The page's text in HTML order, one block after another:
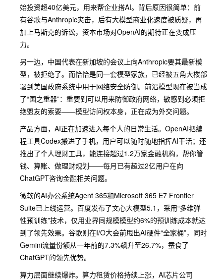
始投资超40亿美元，用来帮企业搭AI。背后原因很简单：前
有谷歌与Anthropic夹击，后有大模型商业化速度被质疑，再
加上马斯克的诉讼，资本市场对OpenAI的期待正在变成压
力。
另一边，中国代表在新加坡的会议上向Anthropic要其最新模
型，被拒绝了。而恰恰是同一套模型家族，已经被五角大楼部
署到美国政府系统中用于网络安全防御。前沿模型现在被当成
了“国之重器”：重要到可以用来防御政府网络，敏感到必须拒
绝盟友的索要——模型访问权本身，正在成为外交问题。
产品方面，AI正在加速进入每个人的日常生活。OpenAI把编
程工具Codex搬进了手机，用户可以随时随地指挥AI干活；还
推出了个人理财工具，能连接超过1.2万家金融机构，帮你管
钱、算账、做理财规划——每月已有超过2亿用户在向
ChatGPT咨询金融相关问题。
微软的AI办公系统Agent 365和Microsoft 365 E7 Frontier
Suite已上线运营。百度发布了文心大模型5.1，采用“多维弹
性预训练”技术，仅用业界同规模模型约6%的预训练成本就达
到了领先效果。谷歌则在I/O大会前甩出AI硬件“全家桶”，同时
Gemini流量份额从一年前的7.3%飙升至26.7%，蚕食了
ChatGPT的领先优势。
算力层面继续爆炸。算力租赁价格持续上涨，AI芯片公司